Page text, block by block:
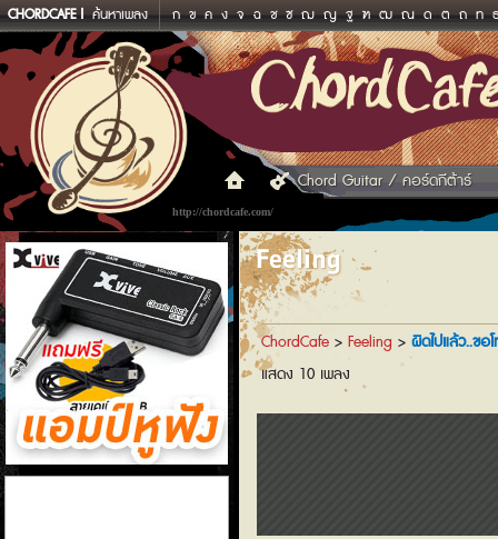
CHORDCAFE ค้นหาเพลง ก ข ค ง จ ฉ ช ซ ฌ ญ ฐ ฑ ฒ ณ ด ต ถ ท
http://chordcafe.com/
Chord Guitar / คอร์ดกีต้าร์
แอมป์หูฟัง
Feeling
ChordCafe > Feeling > ผิดไปแล้ว..ขอ
แสดง 10 เพลง